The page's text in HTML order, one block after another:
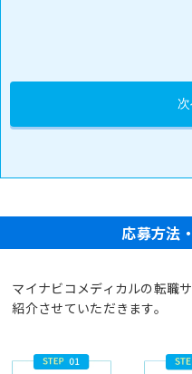
応募方法
マイナビコメディカルの転職
紹介させていただきます。